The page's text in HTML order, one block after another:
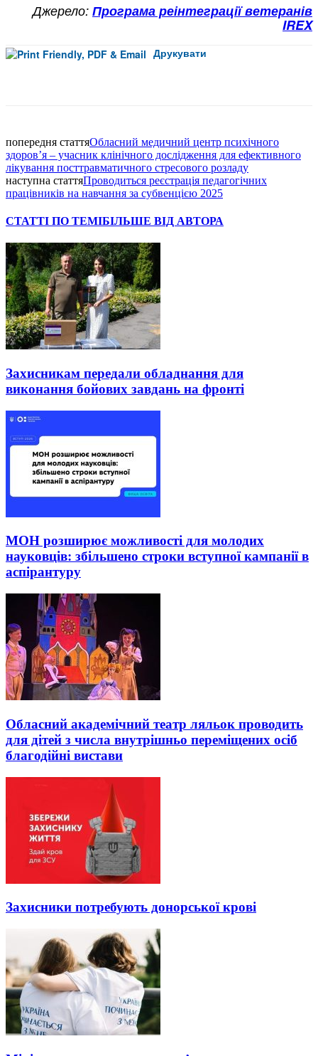
Джерело: Програма реінтеграції ветеранів
IREX
Друкувати
попередня статтяОбласний медичний центр психічного
здоров’я – учасник клінічного дослідження для ефективного
лікування посттравматичного стресового розладу
наступна статтяПроводиться реєстрація педагогічних
працівників на навчання за субвенцією 2025
СТАТТІ ПО ТЕМІБІЛЬШЕ ВІД АВТОРА
Захисникам передали обладнання для
виконання бойових завдань на фронті
МОН розширює можливості для молодих
науковців: збільшено строки вступної кампанії в
аспірантуру
Обласний академічний театр ляльок проводить
для дітей з числа внутрішньо переміщених осіб
благодійні вистави
Захисники потребують донорської крові